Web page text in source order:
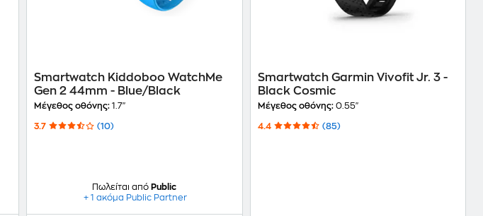
Smartwatch Kiddoboo WatchMe
Gen 2 44mm - Blue/Black
Μέγεθος οθόνης: 1.7"
3.7 (10)
Πωλείται από Public
+ 1 ακόμα Public Partner
Smartwatch Garmin Vivofit Jr. 3 -
Black Cosmic
Μέγεθος οθόνης:0.55"
4.4 (85)